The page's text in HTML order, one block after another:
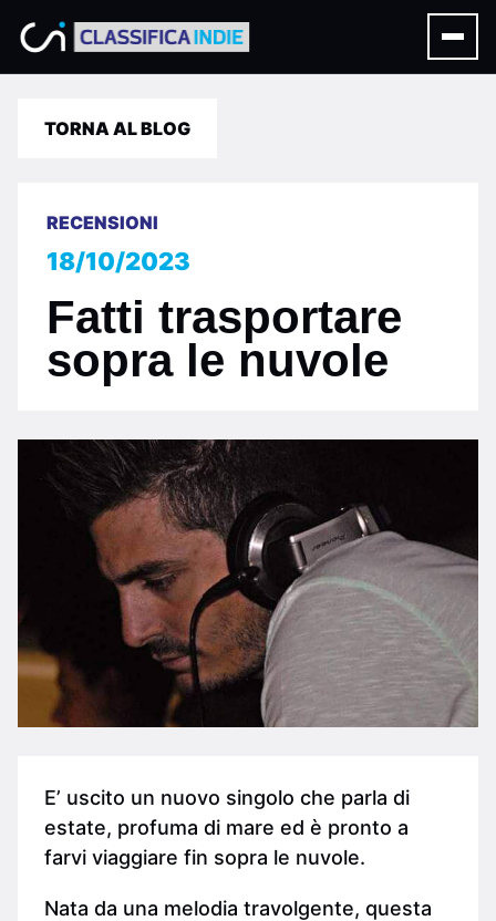
TORNA AL BLOG
RECENSIONI
18/10/2023
Fatti trasportare
sopra le nuvole
E’ uscito un nuovo singolo che parla di
estate, profuma di mare ed è pronto a
farvi viaggiare fin sopra le nuvole.
Nata da una melodia travolgente, questa